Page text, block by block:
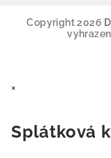
Copyright 2026
×
Splátková